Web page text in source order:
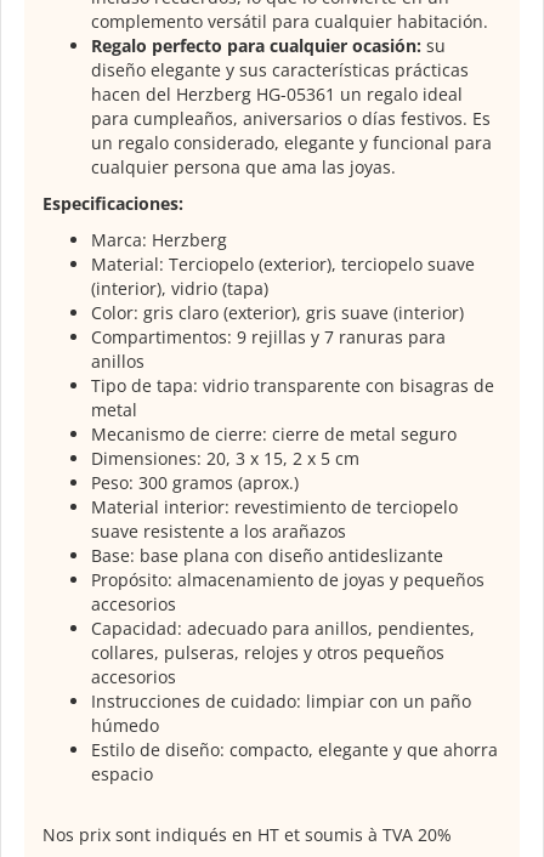
complemento versátil para cualquier habitación.
Regalo perfecto para cualquier ocasión: su
diseño elegante y sus características prácticas
hacen del Herzberg HG-05361 un regalo ideal
para cumpleaños, aniversarios o días festivos. Es
un regalo considerado, elegante y funcional para
cualquier persona que ama las joyas.
Especificaciones:
Marca: Herzberg
Material: Terciopelo (exterior), terciopelo suave
(interior), vidrio (tapa)
Color: gris claro (exterior), gris suave (interior)
Compartimentos: 9 rejillas y 7 ranuras para
anillos
Tipo de tapa: vidrio transparente con bisagras de
metal
Mecanismo de cierre: cierre de metal seguro
Dimensiones: 20, 3 x 15, 2 x 5 cm
Peso: 300 gramos (aprox.)
Material interior: revestimiento de terciopelo
suave resistente a los arañazos
Base: base plana con diseño antideslizante
Propósito: almacenamiento de joyas y pequeños
accesorios
Capacidad: adecuado para anillos, pendientes,
collares, pulseras, relojes y otros pequeños
accesorios
Instrucciones de cuidado: limpiar con un paño
húmedo
Estilo de diseño: compacto, elegante y que ahorra
espacio
Nos prix sont indiqués en HT et soumis à TVA 20%